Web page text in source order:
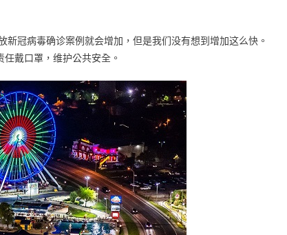
冠病毒确诊案例就会增加，但是我们没有想到增加这么快。
戴口罩，维护公共安全。